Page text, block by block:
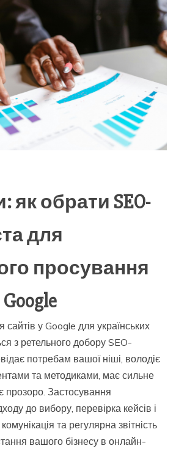
як обрати SEO-
для
просування
у Google для українських
з ретельного добору SEO-
потребам вашої ніші, володіє
та методиками, має сильне
прозоро. Застосування
до вибору, перевірка кейсів і
та регулярна звітність
вашого бізнесу в онлайн-